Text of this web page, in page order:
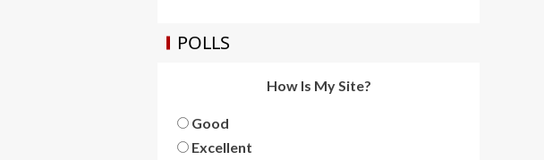
POLLS
How Is My Site?
Good
Excellent